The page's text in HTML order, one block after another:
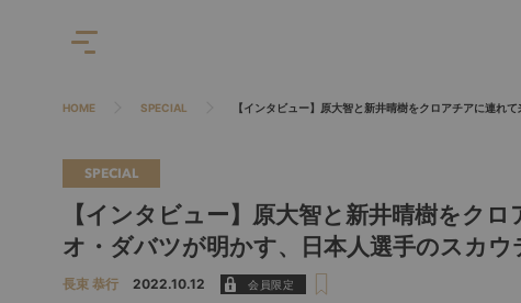
HOME SPECIAL 【インタビュー】原大智と新井晴樹をクロアチアに連れ
SPECIAL
【インタビュー】原大智と新井晴樹をク
オ・ダバツが明かす、日本人選手のスカウ
長束 恭行 2022.10.12